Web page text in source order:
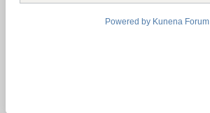
Powered by Kunena Forum